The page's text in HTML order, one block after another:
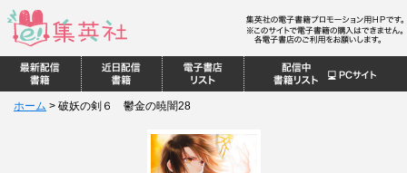
ホーム > 破妖の剣６ 鬱金の暁闇28